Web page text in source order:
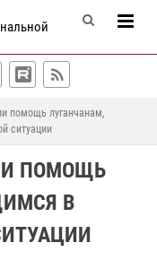
помощь луганчанам,
ситуации
ПОМОЩЬ
В